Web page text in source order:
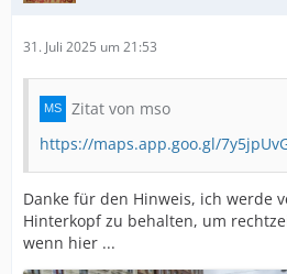
31. Juli 2025 um 21:53
Zitat von mso
https://maps.app.goo.gl/
Danke für den Hinweis, ich werde
Hinterkopf zu behalten, um
wenn hier ...